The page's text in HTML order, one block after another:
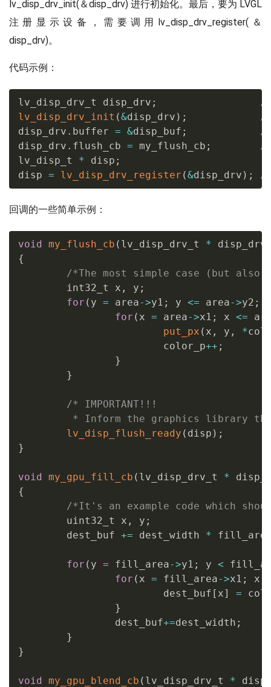
lv_disp_drv_init(＆disp_drv) 进行初始化。最后，要为 LVGL
注册显示设备，需要调用lv_disp_drv_register(＆
disp_drv)。
代码示例：
lv_disp_drv_t disp_drv ;
/
lv_disp_drv_init (&disp_drv ) ;
/
disp_drv . buffer = &disp_buf ;
/
disp_drv . flush_cb = my_flush_cb ;
/
lv_disp_t * disp ;
disp = lv_disp_drv_register (&disp_drv ) ; /
回调的一些简单示例：
void my_flush_cb ( lv_disp_drv_t * disp_drv
{
/*The most simple case (but
        int32_t x
, y ;
for ( y = area->y1 ; y <= area->y2 ;
for ( x = area->x1 ; x <=
put_px ( x , y , *
                        color_p
++ ;
}
}
/* IMPORTANT!!!
* Inform the graphics library
lv_disp_flush_ready ( disp ) ;
}
void my_gpu_fill_cb ( lv_disp_drv_t *
{
/*It's an example code which
        uint32_t x
, y ;
        dest_buf
+= dest_width *
for ( y = fill_area->y1 ; y <
for ( x = fill_area->x1 ; x
                        dest_buf
[ x] =
}
                dest_buf
+=dest_width ;
}
}
void my_gpu_blend_cb ( lv_disp_drv_t *